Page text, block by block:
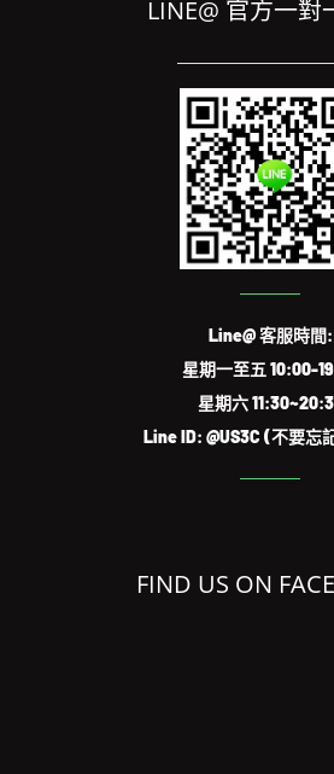
LINE@ 官方一對
Line@ 客服時間:
星期一至五 10:00-
星期六
Line ID: @US3C (不要忘
FIND US ON